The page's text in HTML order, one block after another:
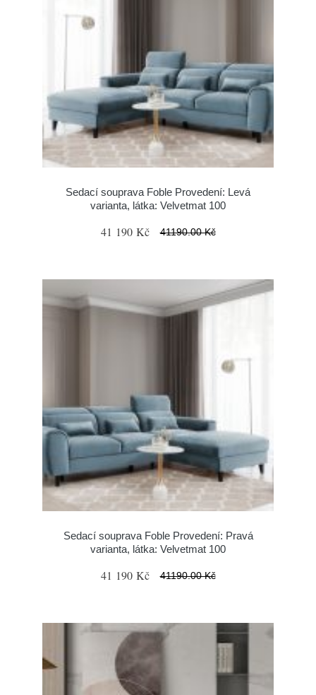
Sedací souprava Foble Provedení: Levá
varianta, látka: Velvetmat 100
41 190 Kč 41190.00 Kč
Sedací souprava Foble Provedení: Pravá
varianta, látka: Velvetmat 100
41 190 Kč 41190.00 Kč